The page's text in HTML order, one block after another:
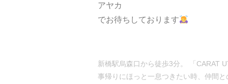
アヤカ
でお待ちしております
新橋駅烏森口から徒歩3分。 「CARAT
事帰りにほっと一息つきたい時、仲間